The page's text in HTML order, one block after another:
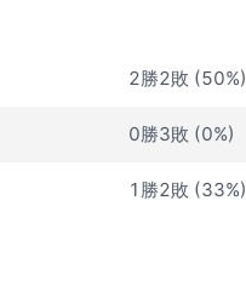
2勝2敗 (50%)
0勝3敗 (0%)
1勝2敗 (33%)